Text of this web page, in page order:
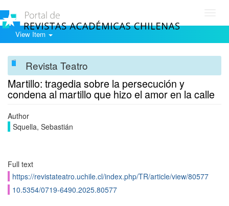
View Item
Revista Teatro
Martillo: tragedia sobre la persecución y
condena al martillo que hizo el amor en la calle
Author
Squella, Sebastián
Full text
https://revistateatro.uchile.cl/index.php/TR/article/view/80577
10.5354/0719-6490.2025.80577